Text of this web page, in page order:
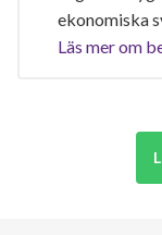
ekonomiska
Läs mer om